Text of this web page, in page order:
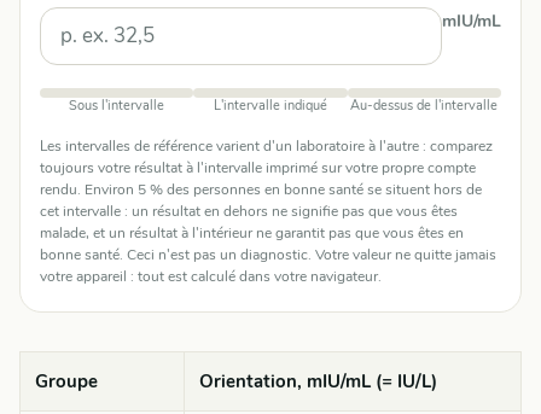
mIU/mL
Sous l'intervalle L'intervalle indiqué Au-dessus de l'intervalle
Les intervalles de référence varient d'un laboratoire à l'autre : comparez
toujours votre résultat à l'intervalle imprimé sur votre propre compte
rendu. Environ 5 % des personnes en bonne santé se situent hors de
cet intervalle : un résultat en dehors ne signifie pas que vous êtes
malade, et un résultat à l'intérieur ne garantit pas que vous êtes en
bonne santé. Ceci n'est pas un diagnostic. Votre valeur ne quitte jamais
votre appareil : tout est calculé dans votre navigateur.
Groupe Orientation, mIU/mL (= IU/L)